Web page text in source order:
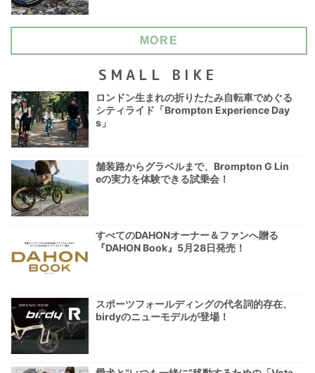
MORE
SMALL BIKE
ロンドン生まれの折りたたみ自転車でめぐる
シティライド「Brompton Experience Day
s」
舗装路からグラベルまで、Brompton G Lin
eの実力を体験できる試乗会！
すべてのDAHONオーナー＆ファンへ贈る
『DAHON Book』5月28日発売！
スポーツフォールディングの代名詞的存在、
birdyのニューモデルが登場！